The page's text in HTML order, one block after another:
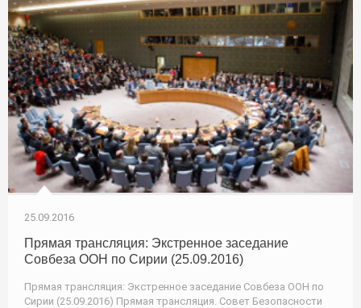
25.09.2016
Прямая трансляция: Экстренное заседание
Совбеза ООН по Сирии (25.09.2016)
Прямая трансляция: Экстренное заседание Совбеза ООН по
Сирии (25.09.2016) Прямая трансляция. Совет Безопасности